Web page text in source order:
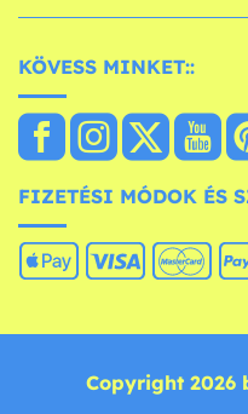
KÖVESS MINKET::
FIZETÉSI MÓDOK ÉS
Copyright 2026